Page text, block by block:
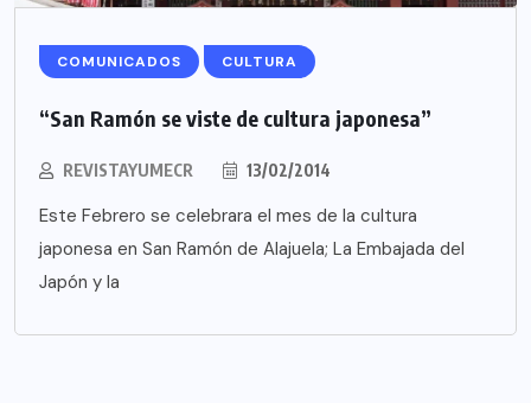
COMUNICADOS CULTURA
“San Ramón se viste de cultura japonesa”
REVISTAYUMECR 13/02/2014
Este Febrero se celebrara el mes de la cultura
japonesa en San Ramón de Alajuela; La Embajada del
Japón y la